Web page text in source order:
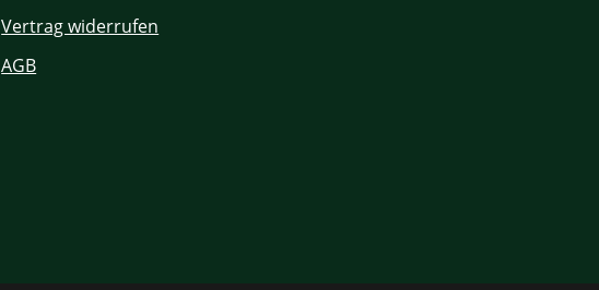
Vertrag widerrufen
AGB